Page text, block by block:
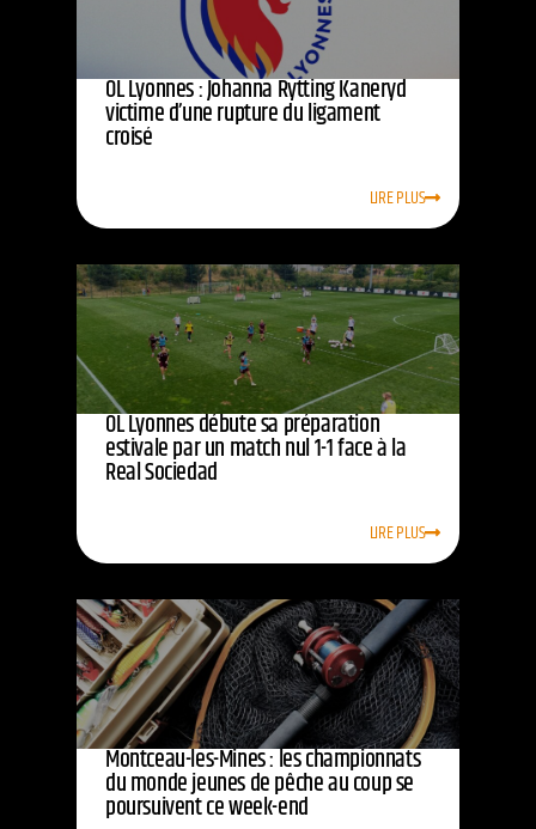
OL Lyonnes : Johanna Rytting Kaneryd
victime d’une rupture du ligament
croisé
LIRE PLUS
OL Lyonnes débute sa préparation
estivale par un match nul 1-1 face à la
Real Sociedad
LIRE PLUS
Montceau-les-Mines : les championnats
du monde jeunes de pêche au coup se
poursuivent ce week-end